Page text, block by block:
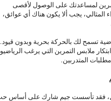
لمساعدتك على الوصول لأقصى
المثالي، يجب ألا يكون هناك أي عوائق،
تسمح لك بالحركة بحرية وبدون قيود.
وابتكار ملابس التمرين التي يرغب
المتدربين.
فقد تأسست جيم شارك على أساس